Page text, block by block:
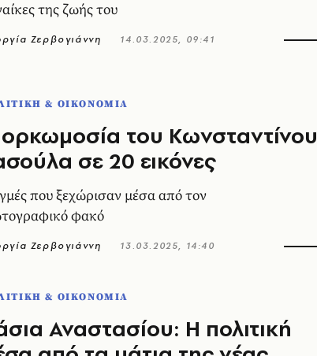
της ζωής του
Ζερβογιάννη 14.03.2025, 09:41
& ΟΙΚΟΝΟΜΙΑ
του Κωνσταντίνου
σε 20 εικόνες
που ξεχώρισαν μέσα από τον
φακό
Ζερβογιάννη 13.03.2025, 14:40
& ΟΙΚΟΝΟΜΙΑ
Αναστασίου: Η πολιτική